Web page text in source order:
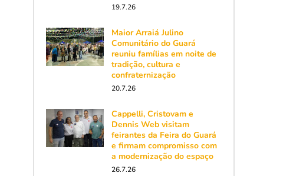
19.7.26
Maior Arraiá Julino
Comunitário do Guará
reuniu famílias em noite de
tradição, cultura e
confraternização
20.7.26
Cappelli, Cristovam e
Dennis Web visitam
feirantes da Feira do Guará
e firmam compromisso com
a modernização do espaço
26.7.26